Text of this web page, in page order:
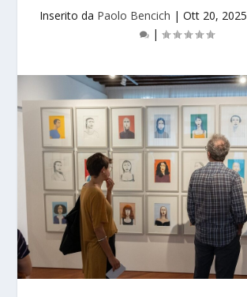
Inserito da Paolo Bencich | Ott 20, 2025
|